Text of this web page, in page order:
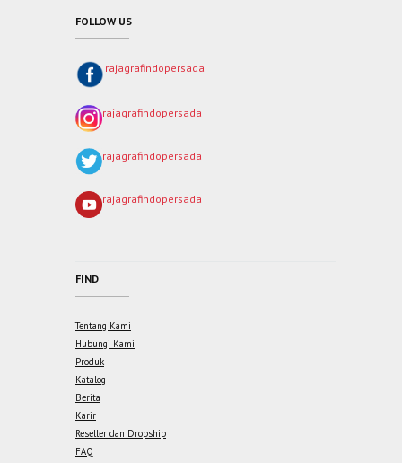
FOLLOW US
rajagrafindopersada
rajagrafindopersada
rajagrafindopersada
rajagrafindopersada
FIND
Tentang Kami
Hubungi Kami
Produk
Katalog
Berita
Karir
Reseller dan Dropship
FAQ